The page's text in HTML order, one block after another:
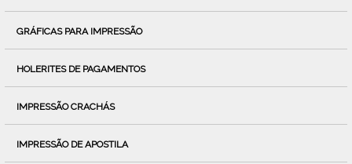
GRÁFICAS PARA IMPRESSÃO
HOLERITES DE PAGAMENTOS
IMPRESSÃO CRACHÁS
IMPRESSÃO DE APOSTILA